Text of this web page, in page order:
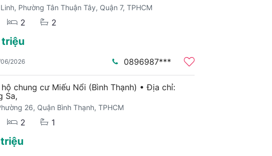
Phường Tân Thuận Tây, Quận 7, TPHCM
2 2
2026 0896987***
hộ chung cư Miếu Nổi (Bình Thạnh) • Địa chỉ:
Sa,
26, Quận Bình Thạnh, TPHCM
2 1